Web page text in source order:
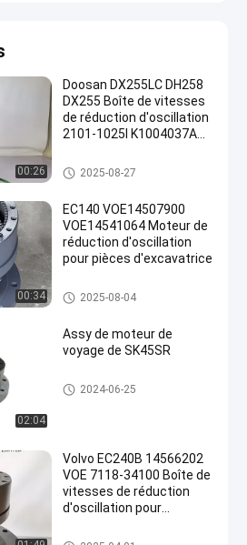
00:26
Doosan DX255LC DH258
DX255 Boîte de vitesses
de réduction d'oscillation
2101-1025I K1004037A
boîte de vitesse d'oscillation
2025-08-27
00:34
EC140 VOE14507900
VOE14541064 Moteur de
réduction d'oscillation
pour pièces d'excavatrice
boîte de vitesse d'oscillation
2025-08-04
02:04
Assy de moteur de
voyage de SK45SR
Assy de moteur de voyage
2024-06-25
Volvo EC240B 14566202
VOE 7118-34100 Boîte de
vitesses de réduction
d'oscillation pour
boîte de vitesse d'oscillation